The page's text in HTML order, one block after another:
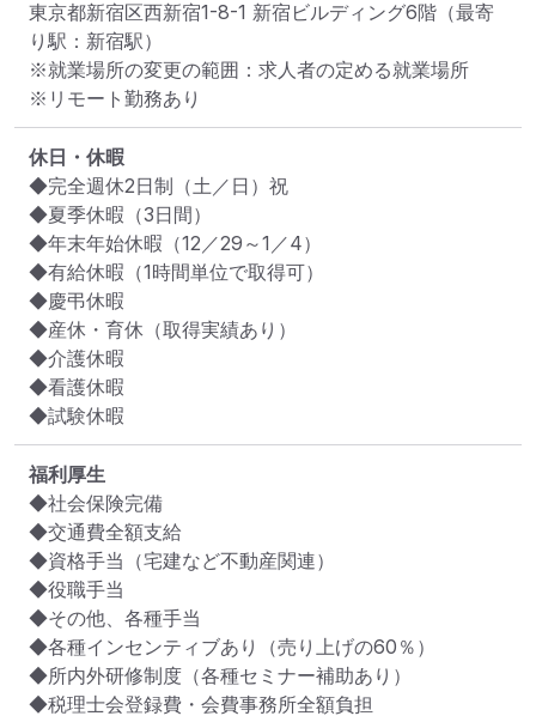
東京都新宿区西新宿1-8-1 新宿ビルディング6階 （最寄
り駅：新宿駅）
※就業場所の変更の範囲：求人者の定める就業場所
※リモート勤務あり
休日・休暇
◆完全週休2日制（土／日）祝
◆夏季休暇（3日間）
◆年末年始休暇（12／29～1／4）
◆有給休暇（1時間単位で取得可）
◆慶弔休暇
◆産休・育休（取得実績あり）
◆介護休暇
◆看護休暇
◆試験休暇
福利厚生
◆社会保険完備
◆交通費全額支給
◆資格手当（宅建など不動産関連）
◆役職手当
◆その他、各種手当
◆各種インセンティブあり（売り上げの60％）
◆所内外研修制度（各種セミナー補助あり）
◆税理士会登録費・会費事務所全額負担